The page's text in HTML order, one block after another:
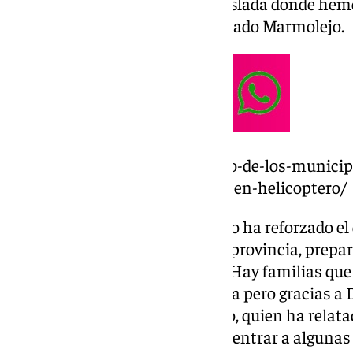
sin daños personales», ha señalado Marmolejo.
https://www.101tv.es/alora-uno-de-los-
lluvia-rescatan-a-una-persona-en-helicoptero/
Ante esta situación, el consorcio ha reforzado
efectivos trabajando en toda la provincia,
. «Hay familias
muy límite, se les nota en la cara pero gracias
esperar», ha añadido Marmolejo, quien ha
Guardia Civil que ha tenido que entrar a